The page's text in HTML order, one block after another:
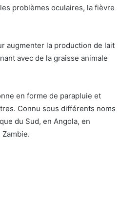
problèmes oculaires, la fièvre
augmenter la production de lait
avec de la graisse animale
en forme de parapluie et
Connu sous différents noms
du Sud, en Angola, en